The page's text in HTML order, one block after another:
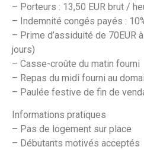
– Porteurs : 13,50 EUR brut /
– Indemnité congés payés :
– Prime d’assiduité de 70EUR
jours)
– Casse-croûte du matin fourni
– Repas du midi fourni au
– Paulée festive de fin de
Informations pratiques
– Pas de logement sur place
– Débutants motivés acceptés